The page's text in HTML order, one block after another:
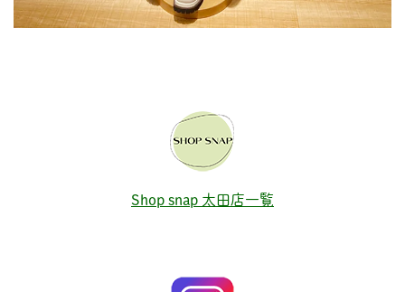
Shop snap 太田店一覧